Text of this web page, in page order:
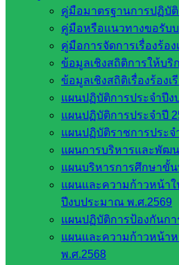
คู่มือมาตรฐานการปฏิบั
คู่มือหรือแนวทางขอรับ
คู่มือการจัดการเรื่องร้อง
ข้อมูลเชิงสถิติการให้บริ
ข้อมูลเชิงสถิติเรื่องร้อง
แผนปฏิบัติการประจำปีง
แผนปฏิบัติการประจำปี
แผนปฏิบัติราชการประจ
แผนการบริหารและพัฒ
แผนบริหารการศึกษาขั้
แผนและความก้าวหน้า
ปีงบประมาณ พ.ศ.2569
แผนปฏิบัติการป้องกันก
แผนและความก้าวหน้า
พ.ศ.2568
การขับเคลื่อน